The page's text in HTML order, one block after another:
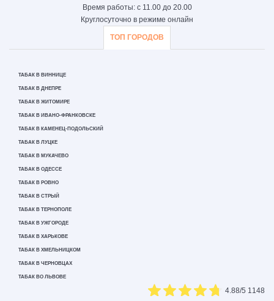
Время работы: с 11.00 до 20.00
Круглосуточно в режиме онлайн
ТОП ГОРОДОВ
ТАБАК В ВИННИЦЕ
ТАБАК В ДНЕПРЕ
ТАБАК В ЖИТОМИРЕ
ТАБАК В ИВАНО-ФРАНКОВСКЕ
ТАБАК В КАМЕНЕЦ-ПОДОЛЬСКИЙ
ТАБАК В ЛУЦКЕ
ТАБАК В МУКАЧЕВО
ТАБАК В ОДЕССЕ
ТАБАК В РОВНО
ТАБАК В СТРЫЙ
ТАБАК В ТЕРНОПОЛЕ
ТАБАК В УЖГОРОДЕ
ТАБАК В ХАРЬКОВЕ
ТАБАК В ХМЕЛЬНИЦКОМ
ТАБАК В ЧЕРНОВЦАХ
ТАБАК ВО ЛЬВОВЕ
4.88/5 1148